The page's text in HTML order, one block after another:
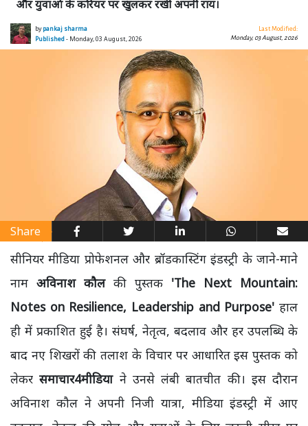
और युवाओं के करियर पर खुलकर रखी अपनी राय।
bypankaj sharma
Published- Monday, 03 August, 2026
Last Modified:
Monday, 03 August, 2026
Share
सीनियर मीडिया प्रोफेशनल और ब्रॉडकास्टिंग इंडस्ट्री के जाने-माने
नाम अविनाश कौलकी पुस्तक 'The Next Mountain:
Notes on Resilience, Leadership and Purpose' हाल
ही में प्रकाशित हुई है। संघर्ष, नेतृत्व, बदलाव और हर उपलब्धि के
बाद नए शिखरों की तलाश के विचार पर आधारित इस पुस्तक को
लेकरसमाचार4मीडियाने उनसे लंबी बातचीत की। इस दौरान
अविनाश कौल ने अपनी निजी यात्रा, मीडिया इंडस्ट्री में आए